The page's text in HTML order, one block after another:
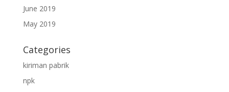
June 2019
May 2019
Categories
kiriman pabrik
npk